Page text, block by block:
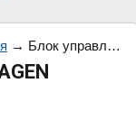
→ Блок управления VOLKSAWAGEN 0281010049 045906019L